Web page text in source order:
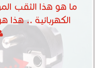
ما هو هذا الثقب
الكهربائية .. هذا